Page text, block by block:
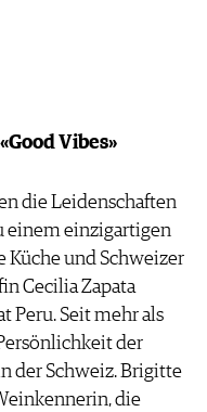
Vibes»
die Leidenschaften
einem einzigartigen
Küche und Schweizer
Cecilia Zapata
Peru. Seit mehr als
der
der Schweiz. Brigitte
die